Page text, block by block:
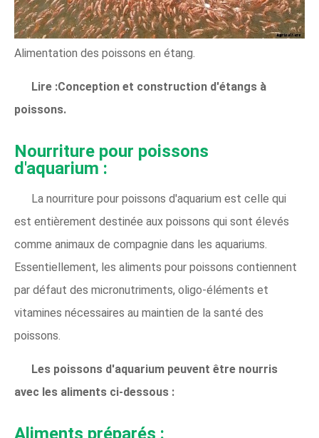
Alimentation des poissons en étang.
Lire :Conception et construction d'étangs à
poissons.
Nourriture pour poissons
d'aquarium :
La nourriture pour poissons d'aquarium est celle qui
est entièrement destinée aux poissons qui sont élevés
comme animaux de compagnie dans les aquariums.
Essentiellement, les aliments pour poissons contiennent
par défaut des micronutriments, oligo-éléments et
vitamines nécessaires au maintien de la santé des
poissons.
Les poissons d'aquarium peuvent être nourris
avec les aliments ci-dessous :
Aliments préparés :